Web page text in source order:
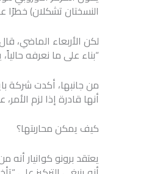
النسختان تشكلان) خطرًا
لكن الأربعاء الماضي،
“بناء على ما نعرفه
أنها قادرة إذا لزم
كيف يمكن محاربتها؟
يعتقد برونو كوانيار أنه